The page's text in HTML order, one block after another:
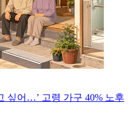
싶어…’ 고령 가구 40% 노후